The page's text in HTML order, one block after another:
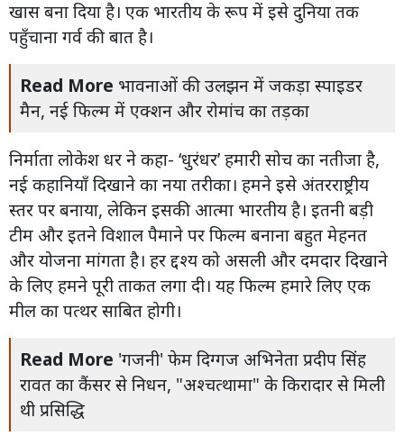
खास बना दिया है। एक भारतीय के रूप में इसे दुनिया तक
पहुँचाना गर्व की बात है।
Read More भावनाओं की उलझन में जकड़ा स्पाइडर
मैन, नई फिल्म में एक्शन और रोमांच का तड़का
निर्माता लोकेश धर ने कहा- ‘धुरंधर’ हमारी सोच का नतीजा है,
नई कहानियाँ दिखाने का नया तरीका। हमने इसे अंतरराष्ट्रीय
स्तर पर बनाया, लेकिन इसकी आत्मा भारतीय है। इतनी बड़ी
टीम और इतने विशाल पैमाने पर फिल्म बनाना बहुत मेहनत
और योजना मांगता है। हर द्दश्य को असली और दमदार दिखाने
के लिए हमने पूरी ताकत लगा दी। यह फिल्म हमारे लिए एक
मील का पत्थर साबित होगी।
Read More 'गजनी' फेम दिग्गज अभिनेता प्रदीप सिंह
रावत का कैंसर से निधन, "अश्चत्थामा" के किरादार से मिली
थी प्रसिद्धि